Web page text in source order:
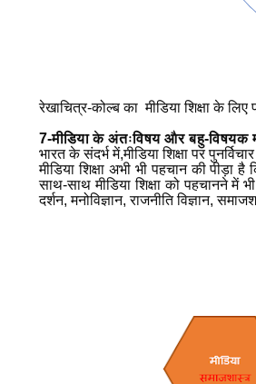
रेखाचित्र-कोल्ब का मीडिया शिक्षा के लिए
7-मीडिया के अंतःविषय और बहु-विषयक
भारत के संदर्भ में,मीडिया शिक्षा पर
मीडिया शिक्षा अभी भी पहचान की पीड़ा
साथ-साथ मीडिया शिक्षा को पहचानने में
दर्शन,मनोविज्ञान,राजनीति विज्ञान,